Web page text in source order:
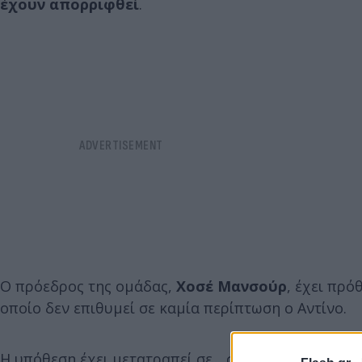
έχουν απορριφθεί.
Ο πρόεδρος της ομάδας, Χοσέ Μανσούρ, έχει
οποίο δεν επιθυμεί σε καμία περίπτωση ο Αντίνο.